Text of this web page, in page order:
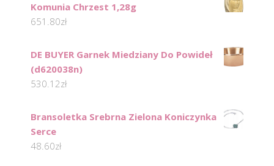
Komunia Chrzest 1,28g
651.80zł
DE BUYER Garnek Miedziany Do Powideł
(d620038n)
530.12zł
Bransoletka Srebrna Zielona Koniczynka
Serce
48.60zł